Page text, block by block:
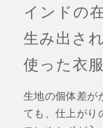
インドの
生み出さ
使った衣
生地の個体差が
ても、仕上がり